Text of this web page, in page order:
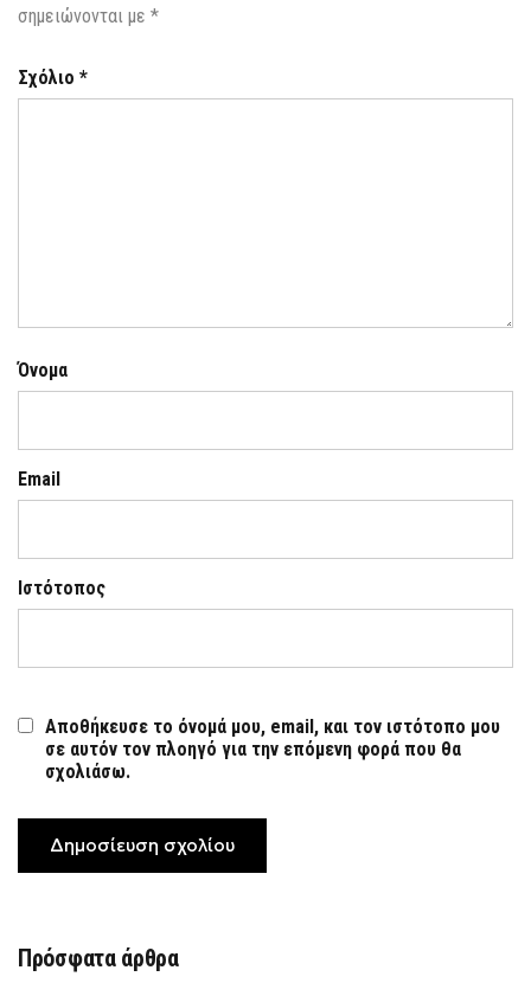
σημειώνονται με *
Σχόλιο *
Όνομα
Email
Ιστότοπος
Αποθήκευσε το όνομά μου, email, και τον ιστότοπο μου
σε αυτόν τον πλοηγό για την επόμενη φορά που θα
σχολιάσω.
Πρόσφατα άρθρα